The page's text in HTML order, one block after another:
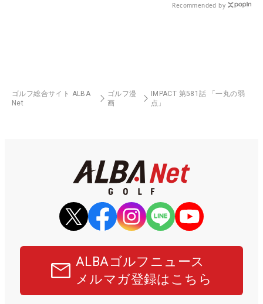
Recommended by
ゴルフ総合サイト ALBA
Net
ゴルフ漫
画
IMPACT 第581話 「一丸の弱
点」
ALBAゴルフニュース
メルマガ登録はこちら